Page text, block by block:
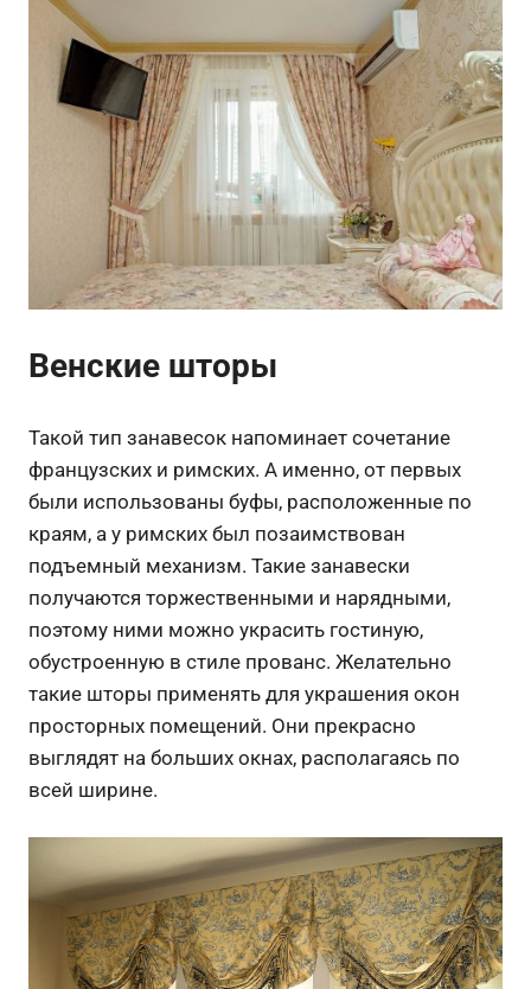
Венские шторы
Такой тип занавесок напоминает сочетание
французских и римских. А именно, от первых
были использованы буфы, расположенные по
краям, а у римских был позаимствован
подъемный механизм. Такие занавески
получаются торжественными и нарядными,
поэтому ними можно украсить гостиную,
обустроенную в стиле прованс. Желательно
такие шторы применять для украшения окон
просторных помещений. Они прекрасно
выглядят на больших окнах, располагаясь по
всей ширине.